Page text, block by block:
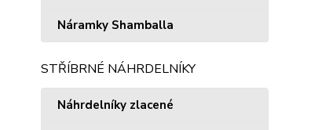
Náramky Shamballa
STŘÍBRNÉ NÁHRDELNÍKY
Náhrdelníky zlacené